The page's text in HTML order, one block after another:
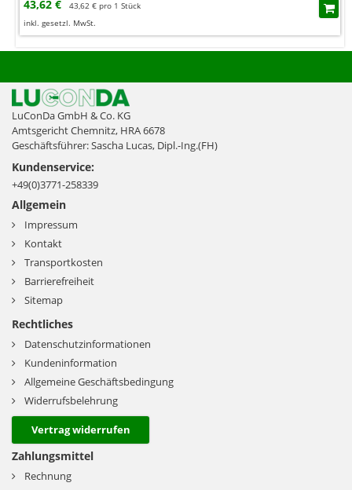
43,62 €
43,62 € pro 1 Stück
inkl. gesetzl. MwSt.
LuConDa GmbH & Co. KG
Amtsgericht Chemnitz, HRA 6678
Geschäftsführer: Sascha Lucas, Dipl.-Ing.(FH)
Kundenservice:
+49(0)3771-258339
Allgemein
Impressum
Kontakt
Transportkosten
Barrierefreiheit
Sitemap
Rechtliches
Datenschutzinformationen
Kundeninformation
Allgemeine Geschäftsbedingung
Widerrufsbelehrung
Vertrag widerrufen
Zahlungsmittel
Rechnung